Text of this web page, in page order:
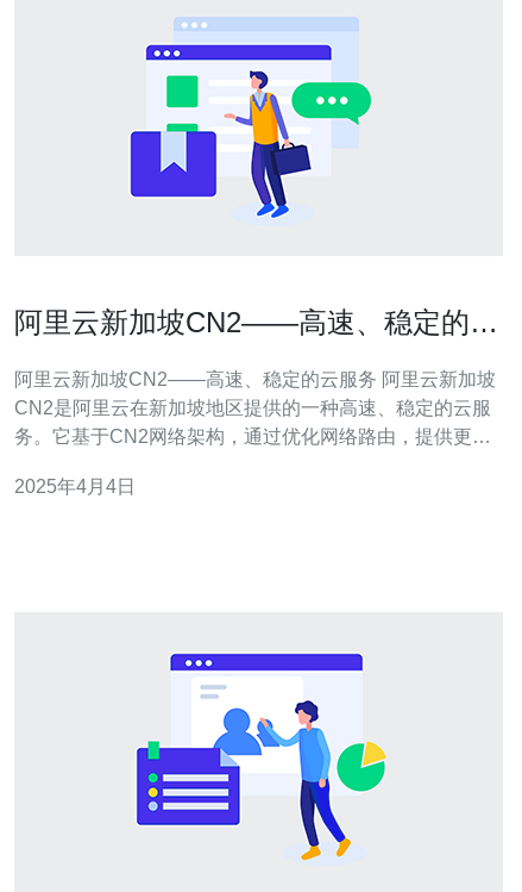
阿里云新加坡CN2——高速、稳定的云
阿里云新加坡CN2——高速、稳定的云服务 阿里云新加坡
CN2是阿里云在新加坡地区提供的一种高速、稳定的云服
务。它基于CN2网络架构，通过优化网络路由，提供更快
是企业用户，都可以通过阿里云新加坡CN2轻松实现云端
2025年4月4日